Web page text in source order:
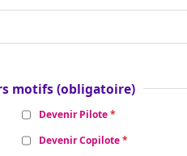
motifs(obligatoire)
Devenir Pilote
Devenir Copilote